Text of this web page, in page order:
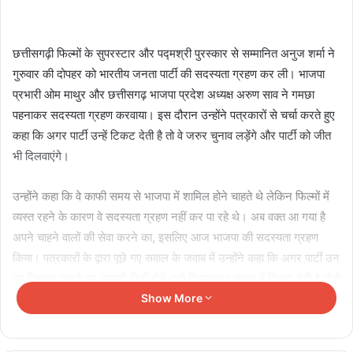
छत्तीसगढ़ी फिल्मों के सुपरस्टार और पद्मश्री पुरस्कार से सम्मानित अनुज शर्मा ने
गुरुवार की दोपहर को भारतीय जनता पार्टी की सदस्यता ग्रहण कर ली। भाजपा
प्रभारी ओम माथुर और छत्तीसगढ़ भाजपा प्रदेश अध्यक्ष अरुण साव ने गमछा
पहनाकर सदस्यता ग्रहण करवाया। इस दौरान उन्होंने पत्रकारों से चर्चा करते हुए
कहा कि अगर पार्टी उन्हें टिकट देती है तो वे जरुर चुनाव लड़ेंगे और पार्टी को जीत
भी दिलवाएंगे।
उन्होंने कहा कि वे काफी समय से भाजपा में शामिल होने चाहते थे लेकिन फिल्मों में
व्यस्त रहने के कारण वे सदस्यता ग्रहण नहीं कर पा रहे थे। अब वक्त आ गया है
अपने चाहने वालों की सेवा करने का, इसलिए आज भाजपा की सदस्यता ग्रहण
किया। पत्रकारों के द्वारा पूछे गए सवाल के जवाब में उन्होंने कहा कि अगर पार्टी उन
पर विश्वास जताते हुए आगामी दिनों होने वाले विधानसभा चुनाव में टिकट देती है तो वे
जरुर चुनाव लडना चाहेंगे और उन्हें उम्मीद है कि वे जरुर जीतकर आएंगे और पार्टी
अध्यक्ष अरुण साव, सांसद सुनील सोनी, पूर्व मुख्यमंत्री डा. रमन सिंह, वरिष्ठ
Show More